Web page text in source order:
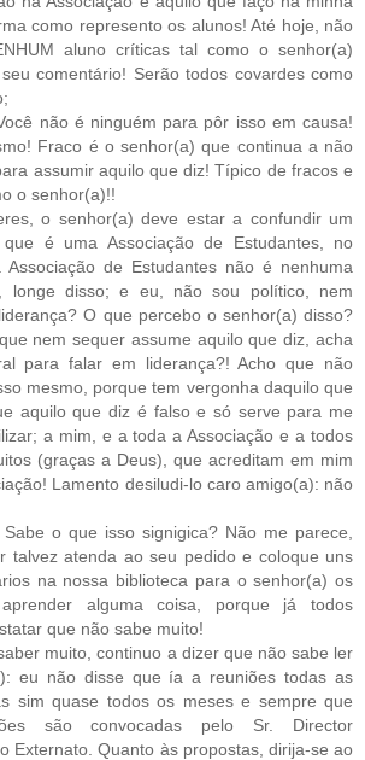
como represento os alunos! Até hoje, não
aluno críticas tal como o senhor(a)
comentário! Serão todos covardes como
não é ninguém para pôr isso em causa!
Fraco é o senhor(a) que continua a não
assumir aquilo que diz! Típico de fracos e
o senhor(a)!!
o senhor(a) deve estar a confundir um
é uma Associação de Estudantes, no
Associação de Estudantes não é nenhuma
longe disso; e eu, não sou político, nem
O que percebo o senhor(a) disso?
nem sequer assume aquilo que diz, acha
para falar em liderança?! Acho que não
mesmo, porque tem vergonha daquilo que
aquilo que diz é falso e só serve para me
a mim, e a toda a Associação e a todos
(graças a Deus), que acreditam em mim
Lamento desiludi-lo caro amigo(a): não
Sabe o que isso signigica? Não me parece,
talvez atenda ao seu pedido e coloque uns
na nossa biblioteca para o senhor(a) os
alguma coisa, porque já todos
que não sabe muito!
muito, continuo a dizer que não sabe ler
eu não disse que ía a reuniões todas as
sim quase todos os meses e sempre que
são convocadas pelo Sr. Director
Externato. Quanto às propostas, dirija-se ao